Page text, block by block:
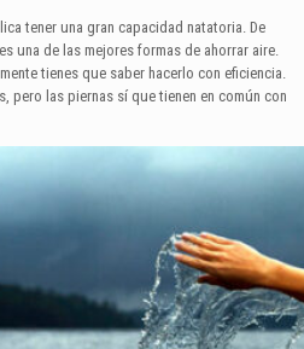
tener una gran capacidad natatoria. De
una de las mejores formas de ahorrar aire.
tienes que saber hacerlo con eficiencia.
pero las piernas sí que tienen en común con